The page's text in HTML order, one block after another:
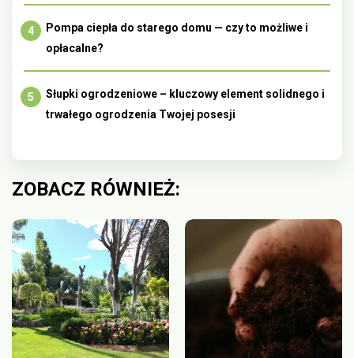
Pompa ciepła do starego domu — czy to możliwe i
opłacalne?
Słupki ogrodzeniowe – kluczowy element solidnego i
trwałego ogrodzenia Twojej posesji
ZOBACZ RÓWNIEŻ: